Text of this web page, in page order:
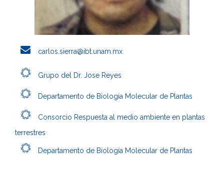
carlos.sierra@ibt.unam.mx
Grupo del Dr. Jose Reyes
Departamento de Biología Molecular de Plantas
Consorcio Respuesta al medio ambiente en plantas
terrestres
Departamento de Biología Molecular de Plantas